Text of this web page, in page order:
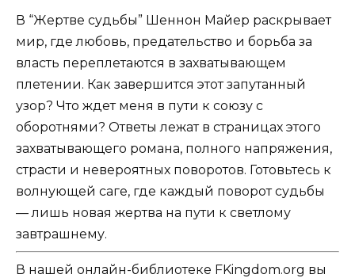
В “Жертве судьбы” Шеннон Майер раскрывает
мир, где любовь, предательство и борьба за
власть переплетаются в захватывающем
плетении. Как завершится этот запутанный
узор? Что ждет меня в пути к союзу с
оборотнями? Ответы лежат в страницах этого
захватывающего романа, полного напряжения,
страсти и невероятных поворотов. Готовьтесь к
волнующей саге, где каждый поворот судьбы
— лишь новая жертва на пути к светлому
завтрашнему.
В нашей онлайн-библиотеке FKingdom.org вы